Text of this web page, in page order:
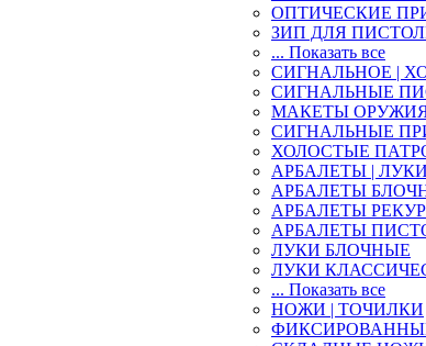
ОПТИЧЕСКИЕ
ЗИП ДЛЯ
... Показать все
СИГНАЛЬНОЕ |
СИГНАЛЬНЫЕ
МАКЕТЫ
СИГНАЛЬНЫЕ
ХОЛОСТЫЕ
АРБАЛЕТЫ |
АРБАЛЕТЫ
АРБАЛЕТЫ
АРБАЛЕТЫ
ЛУКИ БЛОЧНЫЕ
ЛУКИ
... Показать все
НОЖИ | ТОЧИЛКИ